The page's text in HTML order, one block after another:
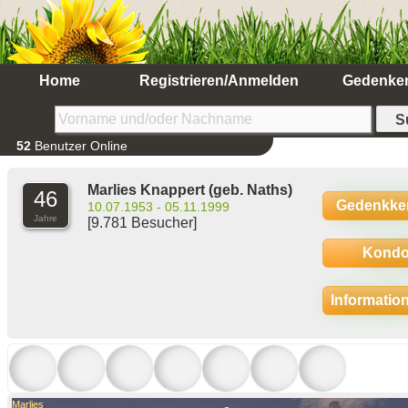
Home Registrieren/Anmelden
52 Benutzer Online
46
Jahre
Marlies Knappert (geb. Naths)
10.07.1953 - 05.11.1999
[9.781 Besucher]
Marlies
Marlies